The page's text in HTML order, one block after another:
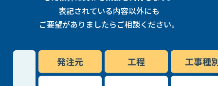
表記されている内容以外にも
ご要望がありましたらご相談ください。